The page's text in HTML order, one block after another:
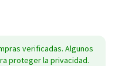
verificadas. Algunos
proteger la privacidad.